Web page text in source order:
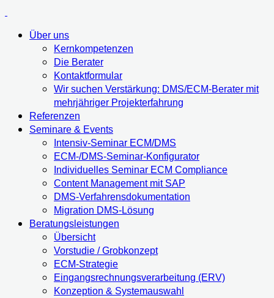
Über uns
Kernkompetenzen
Die Berater
Kontaktformular
Wir suchen Verstärkung: DMS/ECM-Berater mit
mehrjähriger Projekterfahrung
Referenzen
Seminare & Events
Intensiv-Seminar ECM/DMS
ECM-/DMS-Seminar-Konfigurator
Individuelles Seminar ECM Compliance
Content Management mit SAP
DMS-Verfahrensdokumentation
Migration DMS-Lösung
Beratungsleistungen
Übersicht
Vorstudie / Grobkonzept
ECM-Strategie
Eingangsrechnungsverarbeitung (ERV)
Konzeption & Systemauswahl